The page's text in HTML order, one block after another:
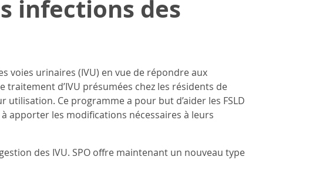
infections des
voies urinaires (IVU) en vue de répondre aux
d’IVU présumées chez les résidents de
utilisation. Ce programme a pour but d’aider les FSLD
apporter les modifications nécessaires à leurs
des IVU. SPO offre maintenant un nouveau type